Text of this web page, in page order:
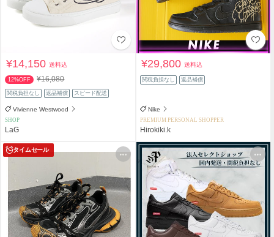
¥14,150送料込
12%OFF ¥16,080
関税負担なし 返品補償 スピード配送
Vivienne Westwood
SHOP
LaG
¥29,800送料込
関税負担なし 返品補償
Nike
PREMIUM PERSONAL SHOPPER
Hirokiki.k
タイムセール